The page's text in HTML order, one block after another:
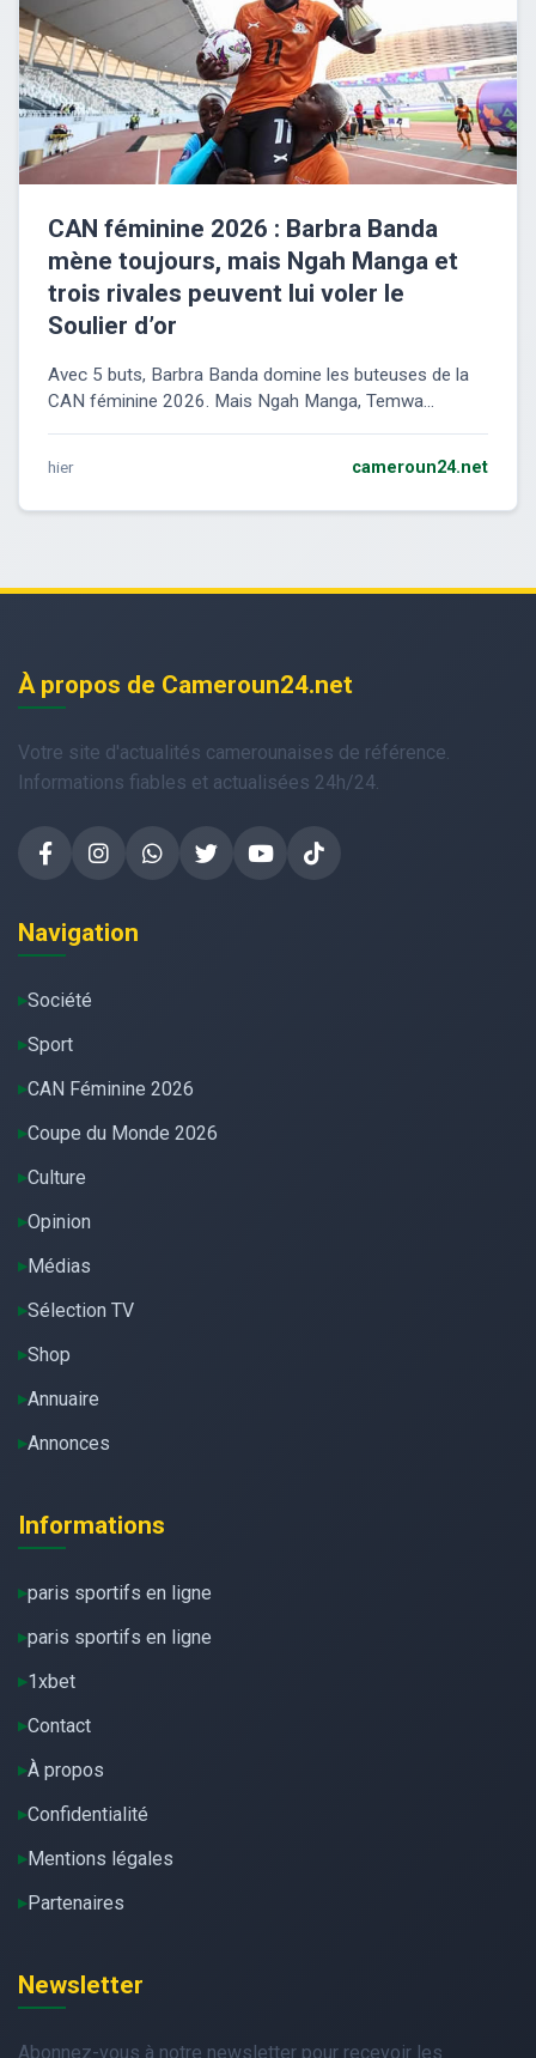
CAN féminine 2026 : Barbra Banda
mène toujours, mais Ngah Manga et
trois rivales peuvent lui voler le
Soulier d’or
Avec 5 buts, Barbra Banda domine les buteuses de la
CAN féminine 2026. Mais Ngah Manga, Temwa...
hier cameroun24.net
À propos de Cameroun24.net
Votre site d'actualités camerounaises de référence.
Informations fiables et actualisées 24h/24.
Navigation
Société
Sport
CAN Féminine 2026
Coupe du Monde 2026
Culture
Opinion
Médias
Sélection TV
Shop
Annuaire
Annonces
Informations
paris sportifs en ligne
paris sportifs en ligne
1xbet
Contact
À propos
Confidentialité
Mentions légales
Partenaires
Newsletter
Abonnez-vous à notre newsletter pour recevoir les